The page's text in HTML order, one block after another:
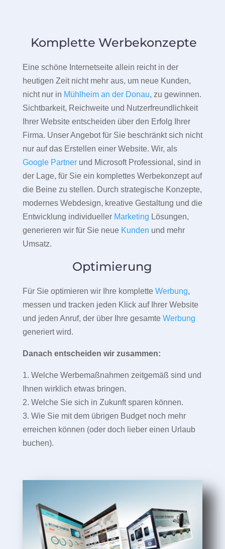
Komplette Werbekonzepte
Eine schöne Internetseite allein reicht in der
heutigen Zeit nicht mehr aus, um neue Kunden,
nicht nur in Mühlheim an der Donau, zu gewinnen.
Sichtbarkeit, Reichweite und Nutzerfreundlichkeit
Ihrer Website entscheiden über den Erfolg Ihrer
Firma. Unser Angebot für Sie beschränkt sich nicht
nur auf das Erstellen einer Website. Wir, als
Google Partnerund Microsoft Professional, sind in
der Lage, für Sie ein komplettes Werbekonzept auf
die Beine zu stellen. Durch strategische Konzepte,
modernes Webdesign, kreative Gestaltung und die
Entwicklung individueller Marketing Lösungen,
generieren wir für Sie neue Kunden und mehr
Umsatz.
Optimierung
Für Sie optimieren wir Ihre komplette Werbung,
messen und tracken jeden Klick auf Ihrer Website
und jeden Anruf, der über Ihre gesamte Werbung
generiert wird.
Danach entscheiden wir zusammen:
1. Welche Werbemaßnahmen zeitgemäß sind und
Ihnen wirklich etwas bringen.
2. Welche Sie sich in Zukunft sparen können.
3. Wie Sie mit dem übrigen Budget noch mehr
erreichen können (oder doch lieber einen Urlaub
buchen).